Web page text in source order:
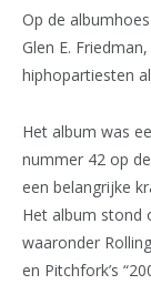
Op de
Glen E.
hiphopartiesten
Het album was
nummer 42 op
een belangrijke
Het album stond
waaronder
en Pitchfork’s